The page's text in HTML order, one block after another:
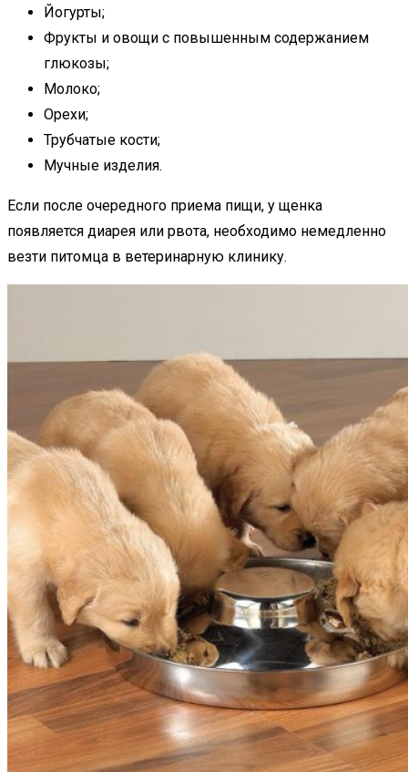
Йогурты;
Фрукты и овощи с повышенным содержанием
глюкозы;
Молоко;
Орехи;
Трубчатые кости;
Мучные изделия.
Если после очередного приема пищи, у щенка
появляется диарея или рвота, необходимо немедленно
везти питомца в ветеринарную клинику.